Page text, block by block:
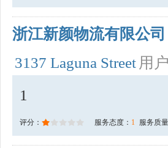
浙江新颜物流有限公司
3137 Laguna Street 用
1
评分： 服务态度： 1 服务质量